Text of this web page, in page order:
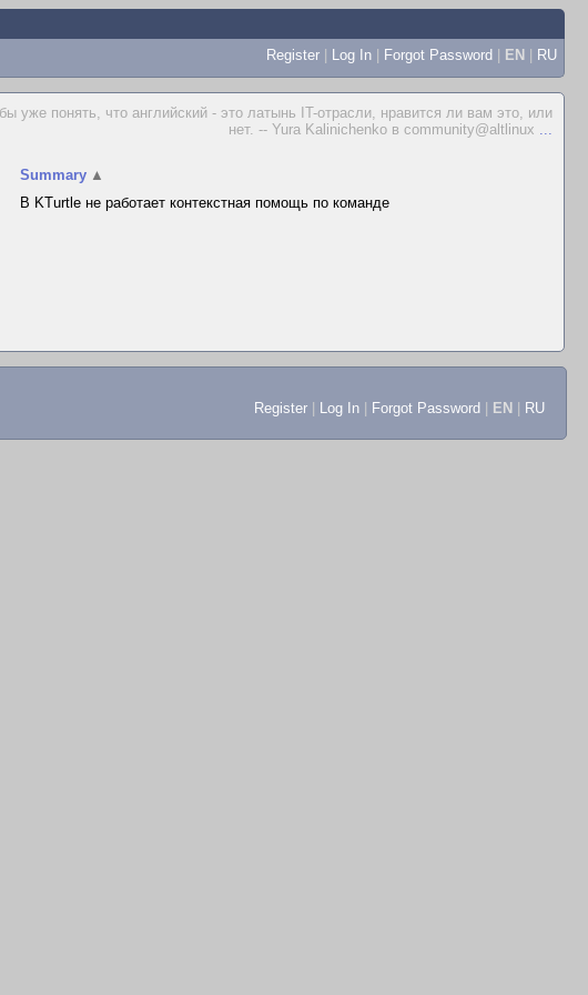
Register | Log In | Forgot Password | EN | RU
понять, что английский - это латынь IT-отрасли, нравится ли вам это, или
нет. -- Yura Kalinichenko в community@altlinux ...
Summary ▲
В KTurtle не работает контекстная помощь по команде
Register Log In Forgot Password EN RU